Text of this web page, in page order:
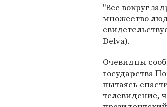
"Все вокруг
множество
Delva).
Очевидцы
государства
пытаясь
телевидение,